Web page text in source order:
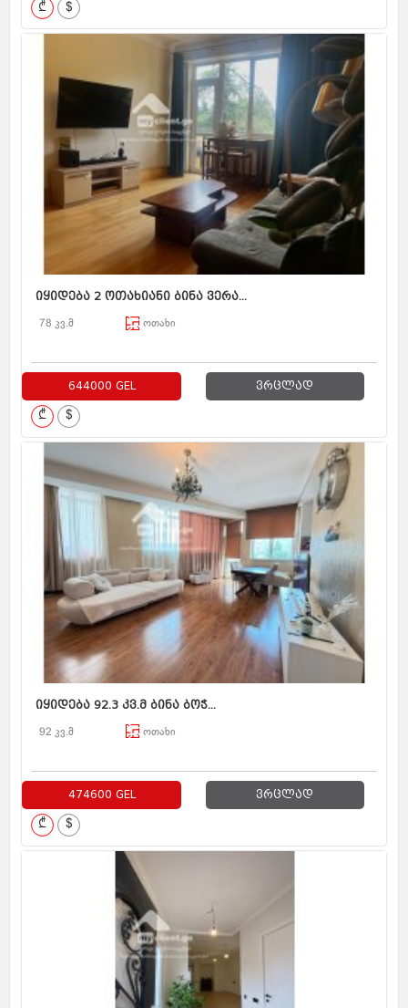
₾ $
იყიდება 2 ოთახიანი ბინა ვერა...
78 კვ.მ ოთახი
644000 GEL ვრცლად
₾ $
იყიდება 92.3 კვ.მ ბინა ბოჭ...
92 კვ.მ ოთახი
474600 GEL ვრცლად
₾ $